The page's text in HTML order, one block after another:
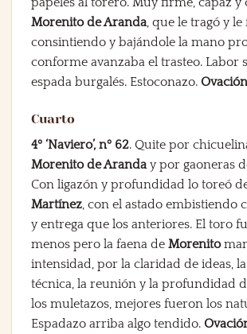
Morenito de Aranda, que le tragó y le
consintiendo y bajándole la mano
conforme avanzaba el trasteo. Labor
espada burgalés. Estoconazo. Ovación
Cuarto
4º ‘Naviero’, nº 62. Quite por
Morenito de Aranday por gaoneras
Con ligazón y profundidad lo toreó
Martínez, con el astado embistiendo
y entrega que los anteriores. El toro
menos pero la faena de Morenito
intensidad, por la claridad de ideas,
técnica, la reunión y la profundidad
los muletazos, mejores fueron los
Espadazo arriba algo tendido.